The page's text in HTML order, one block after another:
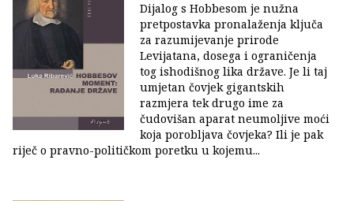
Dijalog s Hobbesom je nužna
pretpostavka pronalaženja ključa
za razumijevanje prirode
Levijatana, dosega i ograničenja
tog ishodišnog lika države. Je li taj
umjetan čovjek gigantskih
razmjera tek drugo ime za
čudovišan aparat neumoljive moći
koja porobljava čovjeka? Ili je pak
riječ o pravno-političkom poretku u kojemu...